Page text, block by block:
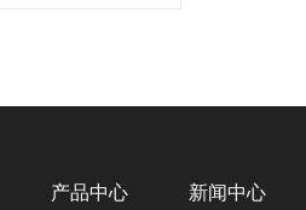
产品中心 新闻中心